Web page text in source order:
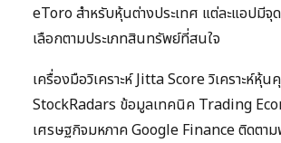
eToro สำหรับหุ้นต่างประเทศ แต่ละแอปมีจุ
เลือกตามประเภทสินทรัพย์ที่สนใจ
เครื่องมือวิเคราะห์ Jitta Score วิเคราะห์หุ้
StockRadars ข้อมูลเทคนิค Trading
เศรษฐกิจมหภาค Google Finance ติดตา